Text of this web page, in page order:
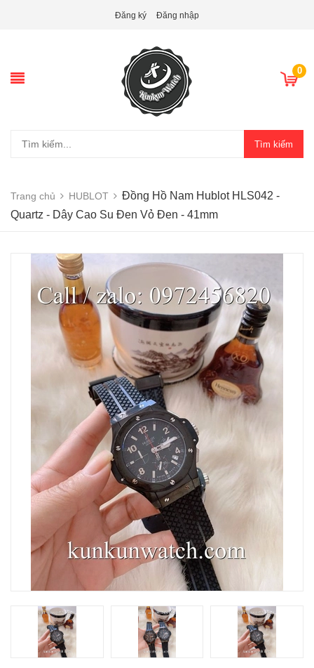
Đăng ký Đăng nhập
0
Tìm kiếm
Trang chủ HUBLOT
Đồng Hồ Nam Hublot HLS042 -
Quartz - Dây Cao Su Đen Vỏ Đen - 41mm